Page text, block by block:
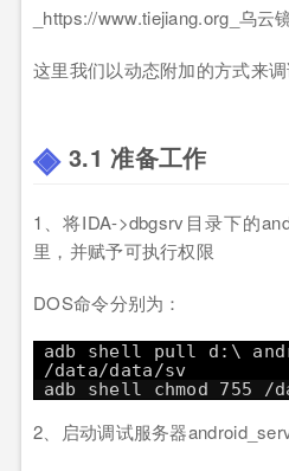
这里我们以动态附加的方式来调
3.1 准备工作
1、将IDA->dbgsrv目录下的
里，并赋予可执行权限
DOS命令分别为：
adb shell pull d:\
/data/data/sv
adb shell chmod 755 /
2、启动调试服务器